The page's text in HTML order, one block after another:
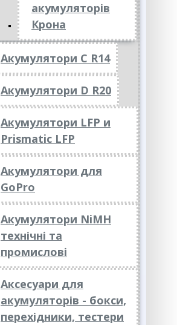
акумуляторів
Крона
Акумулятори C R14
Акумулятори D R20
Акумулятори LFP и
Prismatic LFP
Акумулятори для
GoPro
Акумулятори NiMH
технічні та
промислові
Аксесуари для
акумуляторів - бокси,
перехідники, тестери